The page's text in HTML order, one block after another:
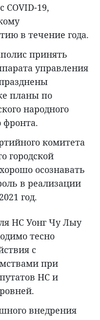
COVID-19,
в течение года.
принять
управления
планы по
народного
фронта.
комитета
городской
осознавать
в реализации
год.
НС Уонг Чу Лыу
тесно
с
при
НС и
внедрения